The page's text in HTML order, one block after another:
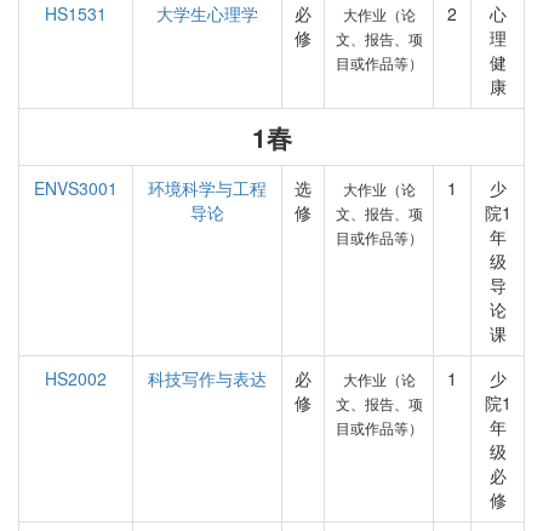
HS1531 大学生心理学
必
修
大作业（论
文、报告、项
目或作品等）
2
心
理
健
康
1春
ENVS3001
环境科学与工程
导论
选
修
大作业（论
文、报告、项
目或作品等）
1
少
院1
年
级
导
论
课
HS2002
科技写作与表达
必
修
大作业（论
文、报告、项
目或作品等）
1
少
院1
年
级
必
修